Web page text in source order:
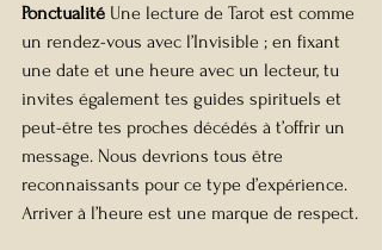
Ponctualité Une lecture de Tarot est comme
un rendez-vous avec l’Invisible ; en fixant
une date et une heure avec un lecteur, tu
invites également tes guides spirituels et
peut-être tes proches décédés à t’offrir un
message. Nous devrions tous être
reconnaissants pour ce type d’expérience.
Arriver à l’heure est une marque de respect.